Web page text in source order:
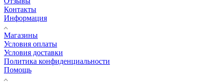
Контакты
Информация
Магазины
Условия оплаты
Условия доставки
Политика конфиденциальности
Помощь